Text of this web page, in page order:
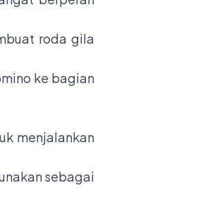
roda gila
ke bagian
menjalankan
sebagai